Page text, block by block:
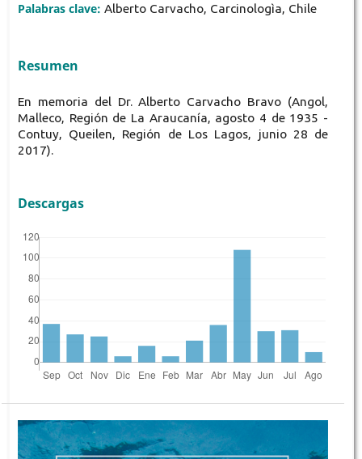
Palabras clave: Alberto Carvacho, Carcinologìa, Chile
Resumen
En memoria del Dr. Alberto Carvacho Bravo (Angol,
Malleco, Región de La Araucanía, agosto 4 de 1935 -
Contuy, Queilen, Región de Los Lagos, junio 28 de
2017).
Descargas